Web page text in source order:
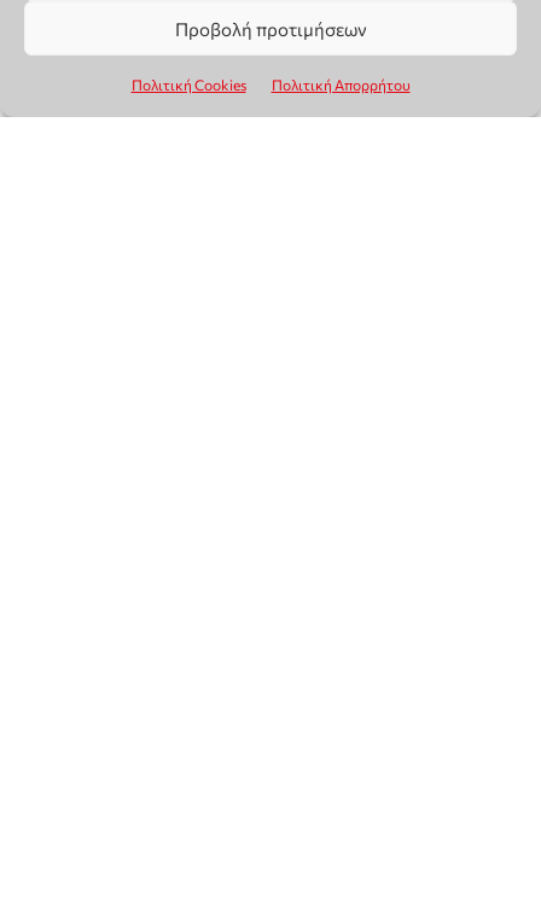
Προβολή προτιμήσεων
Πολιτική Cookies Πολιτική Απορρήτου